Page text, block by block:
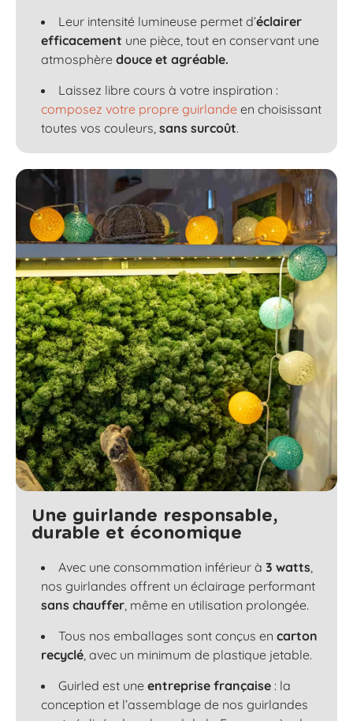
Leur intensité lumineuse permet d’éclairer
efficacement une pièce, tout en conservant une
atmosphère douce et agréable.
Laissez libre cours à votre inspiration :
composez votre propre guirlande en choisissant
toutes vos couleurs, sans surcoût.
Une guirlande responsable,
durable et économique
Avec une consommation inférieur à 3 watts
nos guirlandes offrent un éclairage performant
sans chauffer , même en utilisation prolongée.
Tous nos emballages sont conçus en carton
recyclé , avec un minimum de plastique jetable.
Guirled est une entreprise française : la
conception et l’assemblage de nos guirlandes